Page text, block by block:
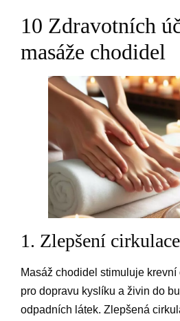
10 Zdravotních
masáže chodidel
1. Zlepšení cirkulace
Masáž chodidel stimuluje
pro dopravu kyslíku a živin do
odpadních látek. Zlepšená